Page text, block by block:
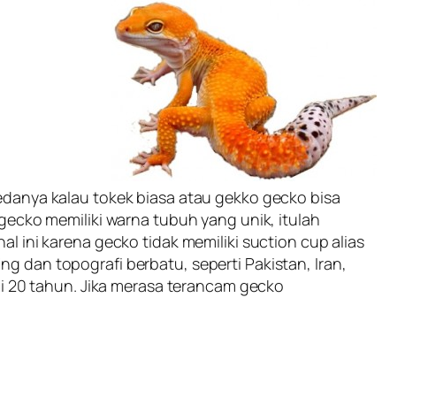
kalau tokek biasa atau gekko gecko bisa
memiliki warna tubuh yang unik, itulah
ini karena gecko tidak memiliki suction cupalias
dan topografi berbatu, seperti Pakistan, Iran,
tahun. Jika merasa terancam gecko